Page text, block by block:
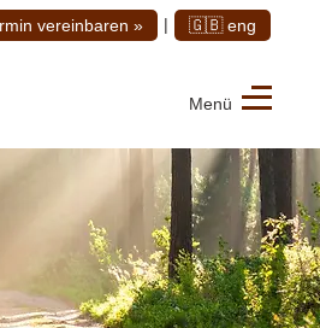
vereinbaren » | 🇬🇧 eng
Menü